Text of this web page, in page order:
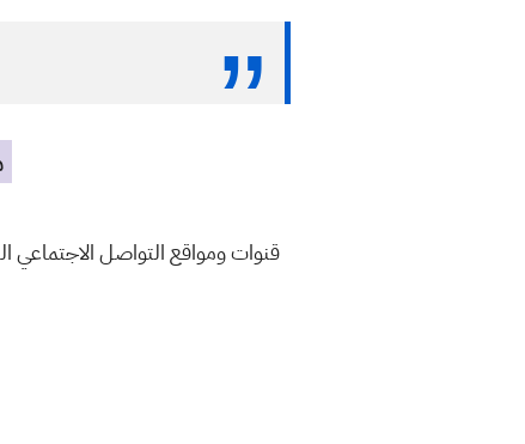
قنوات ومواقع التواصل الاجتماعي